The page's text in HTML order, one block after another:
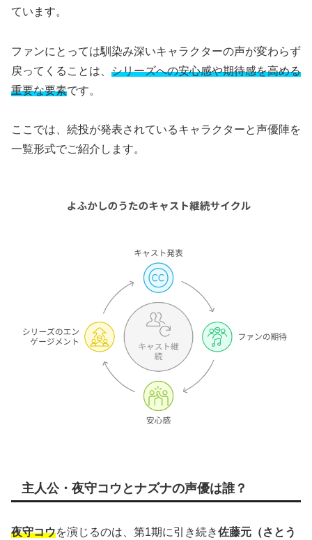
ています。
ファンにとっては馴染み深いキャラクターの声が変わらず
戻ってくることは、 シリーズへの安心感や期待感を高める
重要な要素です。
ここでは、続投が発表されているキャラクターと声優陣を
一覧形式でご紹介します。
主人公・夜守コウとナズナの声優は誰？
夜守コウを演じるのは、第1期に引き続き佐藤元（さとう